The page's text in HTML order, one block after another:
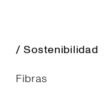
/ Sostenibilidad
Fibras